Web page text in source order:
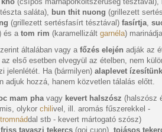
saláta), bun thit nuong (grillezett sertés
(grillezett sertésfasírt tésztával) fasírtja,
és atom rim (karamellizált garnéla)
általában vagy a főzés elején adják az
az első esetben elvegyül az ételben, nem
jelenlétét. Ha (bármilyen) alaplevet ízesítünk
adjuk hozzá, hanem közvetlen tálalás előtt.
mam phavagy kevert halszósz (halszósz
olykor chilivel, ill. aromás fűszerekkel -
dal stb - kevert mártogató szósz)
tavaszi tekercs (goi cuon), tojásos